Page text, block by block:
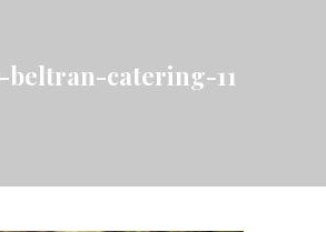
beltran-catering-11